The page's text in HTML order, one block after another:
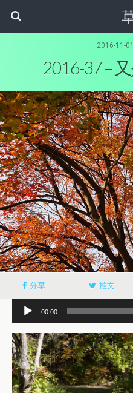
2016-11-
2016-37 –
分享 推文
频
播
放
器
00:00